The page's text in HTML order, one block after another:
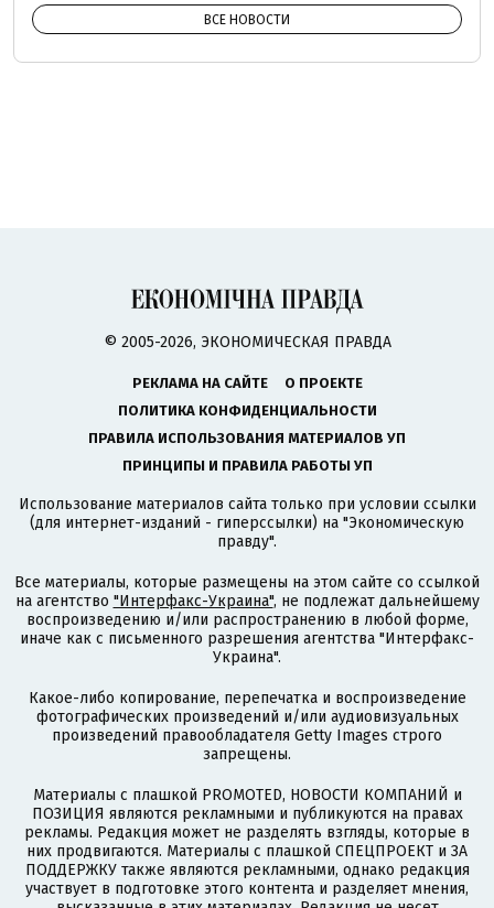
ВСЕ НОВОСТИ
© 2005-2026, ЭКОНОМИЧЕСКАЯ ПРАВДА
РЕКЛАМА НА САЙТЕ
О ПРОЕКТЕ
ПОЛИТИКА КОНФИДЕНЦИАЛЬНОСТИ
ПРАВИЛА ИСПОЛЬЗОВАНИЯ МАТЕРИАЛОВ УП
ПРИНЦИПЫ И ПРАВИЛА РАБОТЫ УП
Использование материалов сайта только при условии ссылки
(для интернет-изданий - гиперссылки) на "Экономическую
правду".
Все материалы, которые размещены на этом сайте со ссылкой
на агентство "Интерфакс-Украина", не подлежат дальнейшему
воспроизведению и/или распространению в любой форме,
иначе как с письменного разрешения агентства "Интерфакс-
Украина".
Какое-либо копирование, перепечатка и воспроизведение
фотографических произведений и/или аудиовизуальных
произведений правообладателя Getty Images строго
запрещены.
Материалы с плашкой PROMOTED, НОВОСТИ КОМПАНИЙ и
ПОЗИЦИЯ являются рекламными и публикуются на правах
рекламы. Редакция может не разделять взгляды, которые в
них продвигаются. Материалы с плашкой СПЕЦПРОЕКТ и ЗА
ПОДДЕРЖКУ также являются рекламными, однако редакция
участвует в подготовке этого контента и разделяет мнения,